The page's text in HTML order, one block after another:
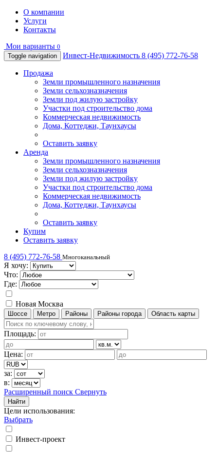
О компании
Услуги
Контакты
Мои варианты 0
Toggle navigation
Инвест-Недвижимость 8 (495) 772-76-58
Продажа
Земли промышленного назначения
Земли сельхозназначения
Земли под жилую застройку
Участки под строительство дома
Коммерческая недвижимость
Дома, Коттеджи, Таунхаусы
Оставить заявку
Аренда
Земли промышленного назначения
Земли сельхозназначения
Земли под жилую застройку
Участки под строительство дома
Коммерческая недвижимость
Дома, Коттеджи, Таунхаусы
Оставить заявку
Купим
Оставить заявку
8 (495) 772-76-58 Многоканальный
Я хочу:
Что:
Где:
Новая Москва
Шоссе Метро Районы Районы города Область карты
Площадь:
Цена:
за:
в:
Расширенный поиск Свернуть
Найти
Цели использования:
Выбрать
Инвест-проект